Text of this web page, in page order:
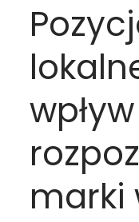
marki